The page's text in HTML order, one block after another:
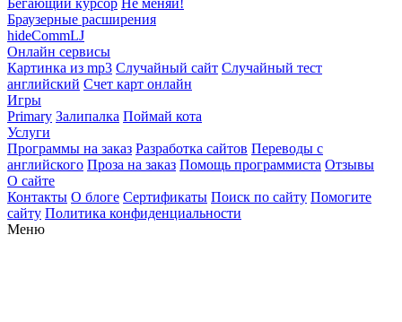
Бегающий курсор Не меняй!
Браузерные расширения
hideCommLJ
Онлайн сервисы
Картинка из mp3 Случайный сайт Случайный тест
английский Счет карт онлайн
Игры
Primary Залипалка Поймай кота
Услуги
Программы на заказ Разработка сайтов Переводы с
английского Проза на заказ Помощь программиста Отзывы
О сайте
Контакты О блоге Сертификаты Поиск по сайту Помогите
сайту Политика конфиденциальности
Меню